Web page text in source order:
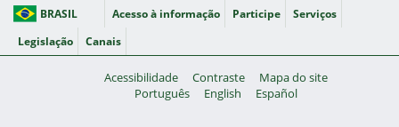
BRASIL Acesso à informação Participe
Serviços
Legislação
Canais
Acessibilidade Contraste
Mapa do site
Português
English Español